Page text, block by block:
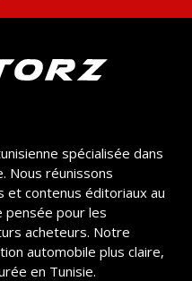
spécialisée dans
Nous réunissons
et contenus éditoriaux au
pensée pour les
acheteurs. Notre
automobile plus claire,
en Tunisie.